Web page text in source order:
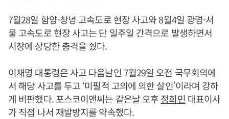
7월28일 함양-창녕 고속도로 현장 사고와 8월4일 광명-서
울 고속도로 현장 사고는 단 일주일 간격으로 발생하면서
시장에 상당한 충격을 줬다.
이재명 대통령은 사고 다음날인 7월29일 오전 국무회의에
서 해당 사고를 두고 ‘미필적 고의에 의한 살인’이라며 강하
게 비판했다. 포스코이앤씨는 같은날 오후정희민 대표이사
가 직접 나서 재발방지를 약속했다.